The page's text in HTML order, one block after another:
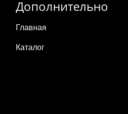
Дополнительно
Главная
Каталог